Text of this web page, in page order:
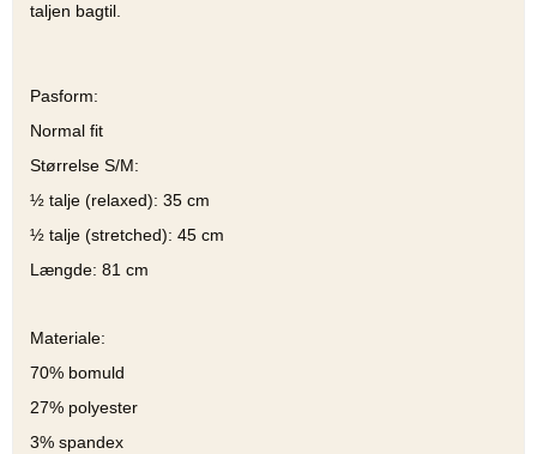
taljen bagtil.
Pasform:
Normal fit
Størrelse S/M:
½ talje (relaxed): 35 cm
½ talje (stretched): 45 cm
Længde: 81 cm
Materiale:
70% bomuld
27% polyester
3% spandex